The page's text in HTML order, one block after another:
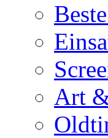
Art